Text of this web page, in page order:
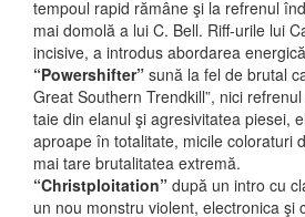
tempoul rapid rămâne şi la refrenul
mai domolă a lui C. Bell. Riff-urile lui
incisive, a introdus abordarea
“Powershifter” sună la fel de brutal
Great Southern Trendkill”, nici
taie din elanul şi agresivitatea piesei,
aproape în totalitate, micile coloraturi
mai tare brutalitatea extremă.
“Christploitation” după un intro cu
un nou monstru violent, electronica şi